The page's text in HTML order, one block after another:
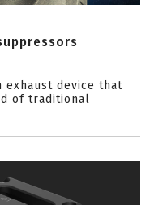
exhaust device that
of traditional